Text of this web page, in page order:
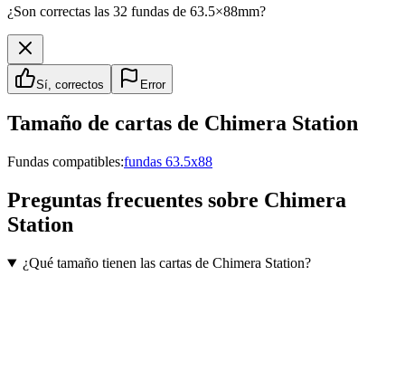
¿Son correctas las 32 fundas de 63.5×88mm?
Sí, correctos Error
Tamaño de cartas de Chimera Station
Fundas compatibles:fundas 63.5x88
Preguntas frecuentes sobre Chimera
Station
¿Qué tamaño tienen las cartas de Chimera Station?